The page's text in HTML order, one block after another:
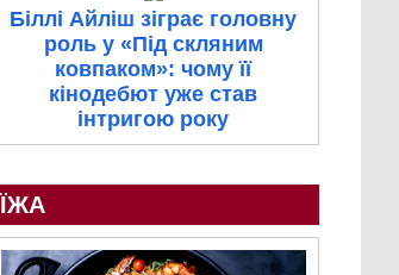
Біллі Айліш зіграє головну
роль у «Під скляним
ковпаком»: чому її
кінодебют уже став
інтригою року
ЇЖА